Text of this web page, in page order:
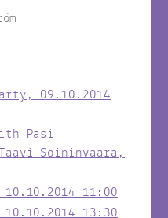
09.10.2014
Pasi
Soininvaara,
11:00
13:30